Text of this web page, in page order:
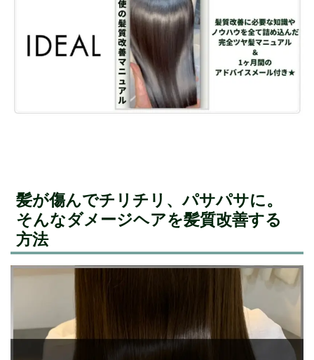
髪が傷んでチリチリ、パサパサに。
そんなダメージヘアを髪質改善する
方法